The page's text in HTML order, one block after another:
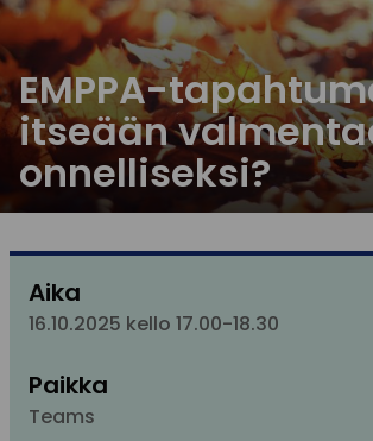
EMPPA-
itseään
onnelliseksi?
Aika
16.10.2025 kello 17.00-18.30
Paikka
Teams